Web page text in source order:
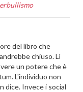
del libro che
chiuso. Lì
un potere che è
L'individuo non
dice. Invece i social